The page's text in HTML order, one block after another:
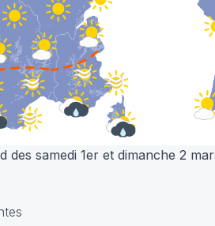
des samedi 1er et dimanche 2